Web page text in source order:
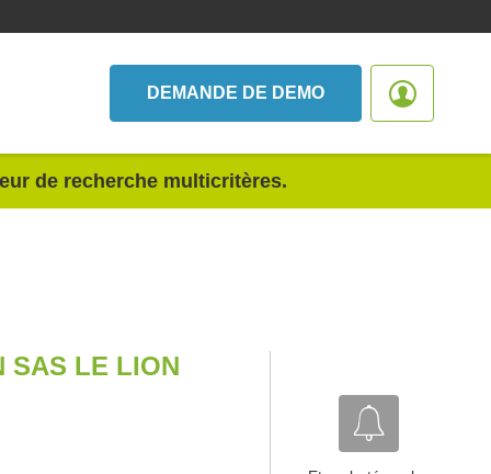
DEMANDE DE DEMO
de recherche multicritères.
SAS LE LION